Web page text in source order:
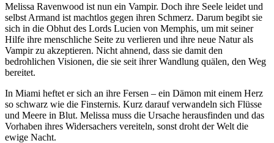
Melissa Ravenwood ist nun ein Vampir. Doch ihre Seele leidet und
selbst Armand ist machtlos gegen ihren Schmerz. Darum begibt sie
sich in die Obhut des Lords Lucien von Memphis, um mit seiner
Hilfe ihre menschliche Seite zu verlieren und ihre neue Natur als
Vampir zu akzeptieren. Nicht ahnend, dass sie damit den
bedrohlichen Visionen, die sie seit ihrer Wandlung quälen, den Weg
bereitet.
In Miami heftet er sich an ihre Fersen – ein Dämon mit einem Herz
so schwarz wie die Finsternis. Kurz darauf verwandeln sich Flüsse
und Meere in Blut. Melissa muss die Ursache herausfinden und das
Vorhaben ihres Widersachers vereiteln, sonst droht der Welt die
ewige Nacht.